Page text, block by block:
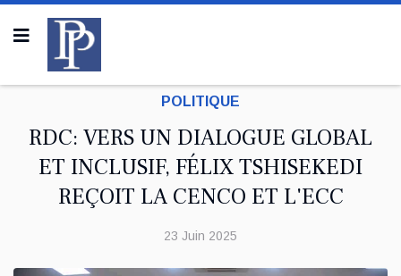
POLITIQUE
RDC: VERS UN DIALOGUE GLOBAL
ET INCLUSIF, FÉLIX TSHISEKEDI
REÇOIT LA CENCO ET L'ECC
23 Juin 2025